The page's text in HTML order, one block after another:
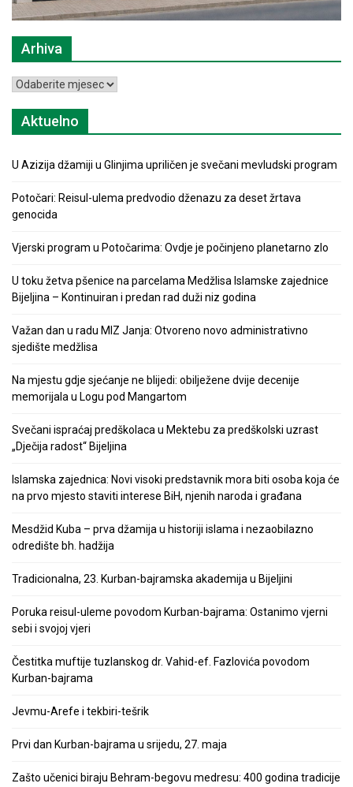
Arhiva
Arhiva
Aktuelno
U Azizija džamiji u Glinjima upriličen je svečani mevludski program
Potočari: Reisul-ulema predvodio dženazu za deset žrtava
genocida
Vjerski program u Potočarima: Ovdje je počinjeno planetarno zlo
U toku žetva pšenice na parcelama Medžlisa Islamske zajednice
Bijeljina – Kontinuiran i predan rad duži niz godina
Važan dan u radu MIZ Janja: Otvoreno novo administrativno
sjedište medžlisa
Na mjestu gdje sjećanje ne blijedi: obilježene dvije decenije
memorijala u Logu pod Mangartom
Svečani ispraćaj predškolaca u Mektebu za predškolski uzrast
„Dječija radost“ Bijeljina
Islamska zajednica: Novi visoki predstavnik mora biti osoba koja će
na prvo mjesto staviti interese BiH, njenih naroda i građana
Mesdžid Kuba – prva džamija u historiji islama i nezaobilazno
odredište bh. hadžija
Tradicionalna, 23. Kurban-bajramska akademija u Bijeljini
Poruka reisul-uleme povodom Kurban-bajrama: Ostanimo vjerni
sebi i svojoj vjeri
Čestitka muftije tuzlanskog dr. Vahid-ef. Fazlovića povodom
Kurban-bajrama
Jevmu-Arefe i tekbiri-tešrik
Prvi dan Kurban-bajrama u srijedu, 27. maja
Zašto učenici biraju Behram-begovu medresu: 400 godina tradicije